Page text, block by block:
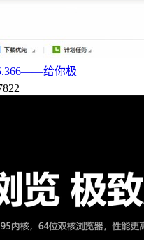
给你极